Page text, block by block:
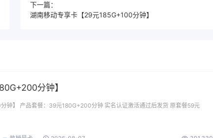
下一篇：
湖南移动专享卡【29元185G+100分钟】
分钟】
钟】 产品套餐：39元180G+200分钟 实名认证激活通过后发货 原套餐59元